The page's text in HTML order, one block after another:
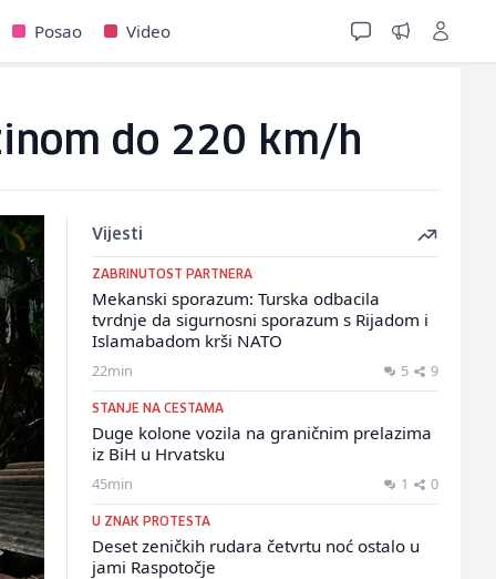
Posao Video
do 220 km/h
Vijesti
ZABRINUTOST PARTNERA
Mekanski sporazum: Turska odbacila
tvrdnje da sigurnosni sporazum s Rijadom i
Islamabadom krši NATO
22min 5 9
STANJE NA CESTAMA
Duge kolone vozila na graničnim prelazima
iz BiH u Hrvatsku
45min 1 0
U ZNAK PROTESTA
Deset zeničkih rudara četvrtu noć ostalo u
jami Raspotočje